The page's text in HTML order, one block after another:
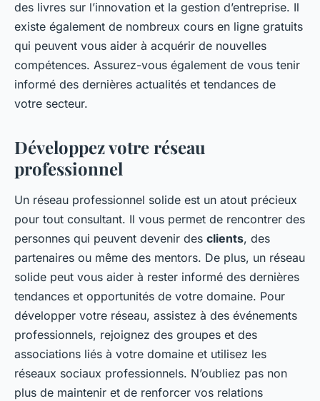
des livres sur l’innovation et la gestion d’entreprise. Il
existe également de nombreux cours en ligne gratuits
qui peuvent vous aider à acquérir de nouvelles
compétences. Assurez-vous également de vous tenir
informé des dernières actualités et tendances de
votre secteur.
Développez votre réseau
professionnel
Un réseau professionnel solide est un atout précieux
pour tout consultant. Il vous permet de rencontrer des
personnes qui peuvent devenir des clients, des
partenaires ou même des mentors. De plus, un réseau
solide peut vous aider à rester informé des dernières
tendances et opportunités de votre domaine. Pour
développer votre réseau, assistez à des événements
professionnels, rejoignez des groupes et des
associations liés à votre domaine et utilisez les
réseaux sociaux professionnels. N’oubliez pas non
plus de maintenir et de renforcer vos relations